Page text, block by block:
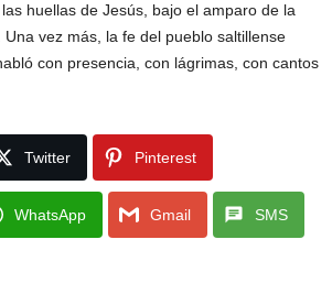
huellas de Jesús, bajo el amparo de la
vez más, la fe del pueblo saltillense
con presencia, con lágrimas, con cantos
Twitter Pinterest
WhatsApp Gmail SMS